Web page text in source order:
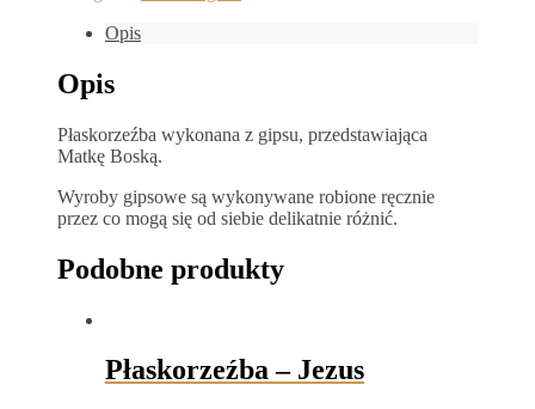
Opis
Opis
Płaskorzeźba wykonana z gipsu, przedstawiająca
Matkę Boską.
Wyroby gipsowe są wykonywane robione ręcznie
przez co mogą się od siebie delikatnie różnić.
Podobne produkty
Płaskorzeźba – Jezus